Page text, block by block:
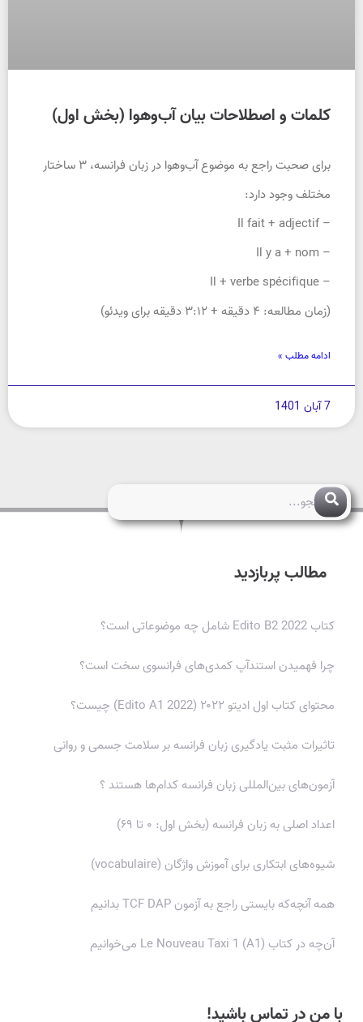
کلمات و اصطلاحات بیان آب‌وهوا (بخش اول)
برای صحبت راجع به موضوع آب‌وهوا در زبان فرانسه، ۳ ساختار
مختلف وجود دارد:
– Il fait + adjectif
– Il y a + nom
– Il + verbe spécifique
(زمان مطالعه: ۴ دقیقه + ۳:۱۲ دقیقه برای ویدئو)
ادامه مطلب »
7 آبان 1401
مطالب پربازدید
کتاب Edito B2 2022 شامل چه موضوعاتی است؟
چرا فهمیدن استندآپ کمدی‌های فرانسوی سخت است؟
محتوای کتاب اول ادیتو ۲۰۲۲ (Edito A1 2022) چیست؟
تاثیرات مثبت یادگیری زبان فرانسه بر سلامت جسمی و روانی
آزمون‌های بین‌المللی زبان فرانسه کدام‌ها هستند ؟
اعداد اصلی به زبان فرانسه (بخش اول: ۰ تا ۶۹)
شیوه‌های ابتکاری برای آموزش واژگان (vocabulaire)
همه آنچه‌که بایستی راجع به آزمون TCF DAP بدانیم
آن‌چه در کتاب Le Nouveau Taxi 1 (A1) می‌خوانیم
با من در تماس باشید!